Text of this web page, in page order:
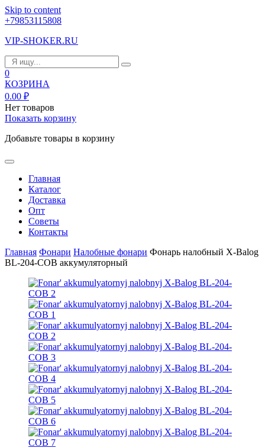
Skip to content
+79853115808
VIP-SHOKER.RU
0
КОЗРИНА
0.00 ₽
Нет товаров
Показать корзину
Добавьте товары в корзину
Главная
Каталог
Доставка
Опт
Советы
Контакты
Главная Фонари Налобные фонари Фонарь налобный X-Balog
BL-204-COB аккумуляторный